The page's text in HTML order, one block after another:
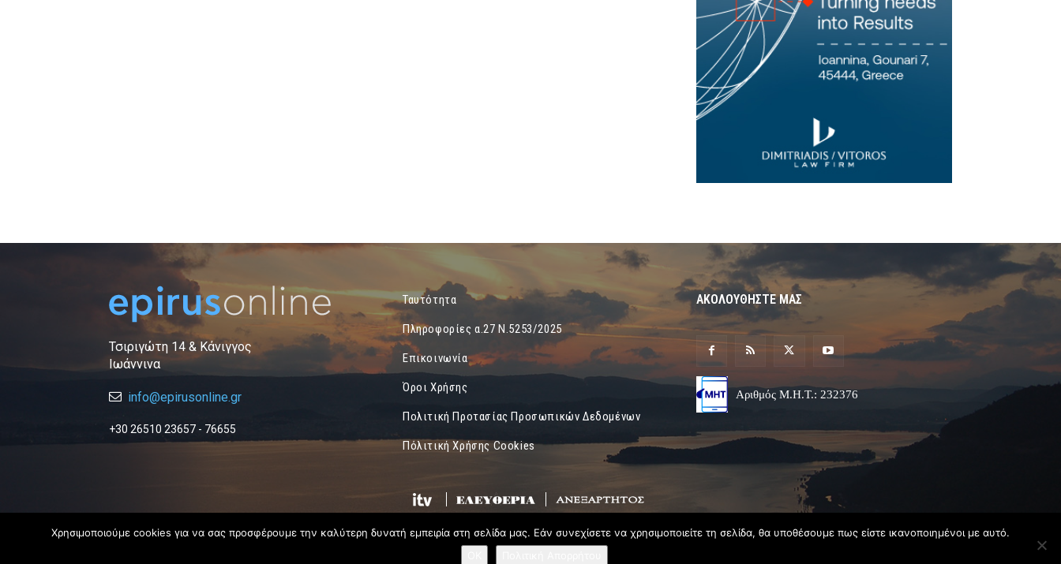
Τσιριγώτη 14 & Κάνιγγος
Ιωάννινα
info@epirusonline.gr
+30 26510 23657 - 76655
Ταυτότητα
Πληροφορίες α.27 Ν.5253/2025
Επικοινωνία
Όροι Χρήσης
Πολιτική Προτασίας Προσωπικών Δεδομένων
Πόλιτική Χρήσης Cookies
ΑΚΟΛΟΥΘΗΣΤΕ ΜΑΣ
Αριθμός Μ.Η.Τ.: 232376
Χρησιμοποιούμε cookies για να σας προσφέρουμε την καλύτερη δυνατή εμπειρία στη σελίδα μας. Εάν συνεχίσετε να χρησιμοποιείτε τη σελίδα, θα υποθέσουμε πως είστε ικανοποιημένοι με αυτό.